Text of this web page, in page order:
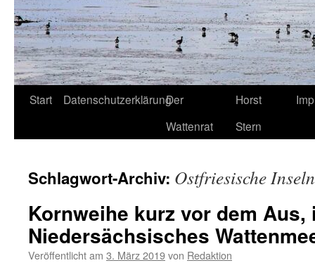
Start DatenschutzerklärungDer
Wattenrat
Horst
Stern
Schlagwort-Archiv: Ostfriesische Inseln
Kornweihe kurz vor dem
Niedersächsisches
Veröffentlicht am 3. März 2019von Redaktion